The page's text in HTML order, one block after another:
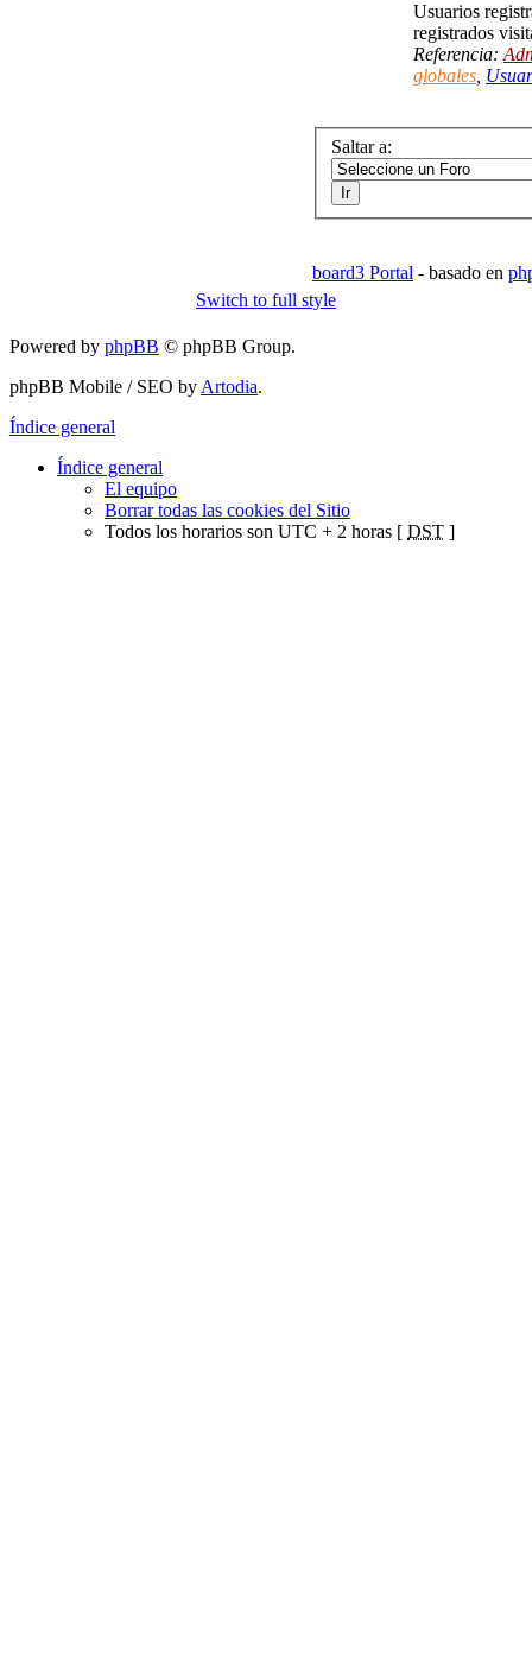
Usuarios
registrados
Referencia:
globales,
Saltar a:
board3 Portal - basado en
Switch to full style
Powered by phpBB © phpBB Group.
phpBB Mobile / SEO by Artodia.
Índice general
Índice general
El equipo
Borrar todas las cookies del Sitio
Todos los horarios son UTC + 2 horas [ DST ]